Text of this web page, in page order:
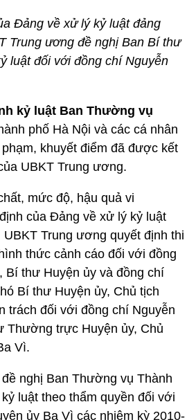
Đảng về xử lý kỷ luật đảng
Trung ương đề nghị Ban Bí thư
luật đối với đồng chí Nguyễn
kỷ luật Ban Thường vụ
phố Hà Nội và các cá nhân
phạm, khuyết điểm đã được kết
UBKT Trung ương.
mức độ, hậu quả vi
của Đảng về xử lý kỷ luật
Trung ương quyết định thi
thức cảnh cáo đối với đồng
Bí thư Huyện ủy và đồng chí
Bí thư Huyện ủy, Chủ tịch
trách đối với đồng chí Nguyễn
Thường trực Huyện ủy, Chủ
Vì.
nghị Ban Thường vụ Thành
luật theo thẩm quyền đối với
ủy Ba Vì các nhiệm kỳ 2010-